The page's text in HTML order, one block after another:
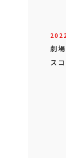
劇
ス